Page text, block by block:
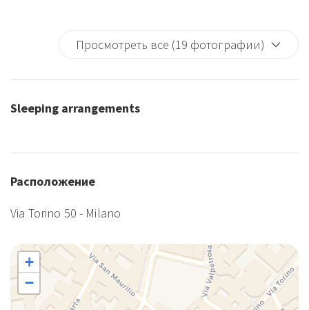
Просмотреть все (19 фотографии)
Sleeping arrangements
Расположение
Via Torino 50 - Milano
+
−